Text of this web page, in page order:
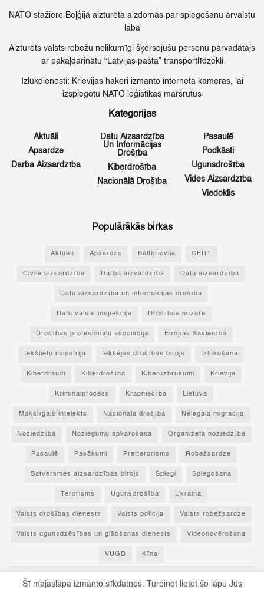
NATO stažiere Beļģijā aizturēta aizdomās par spiegošanu ārvalstu
labā
Aizturēts valsts robežu nelikumīgi šķērsojušu personu pārvadātājs
ar pakaļdarinātu “Latvijas pasta” transportlīdzekli
Izlūkdienesti: Krievijas hakeri izmanto interneta kameras, lai
izspiegotu NATO loģistikas maršrutus
Kategorijas
Aktuāli
Apsardze
Darba Aizsardzība
Datu Aizsardzība
Un Informācijas
Drošība
Kiberdrošība
Nacionālā Drošība
Pasaulē
Podkāsti
Ugunsdrošība
Vides Aizsardzība
Viedoklis
Populārākās birkas
Aktuāli Apsardze Baltkrievija CERT
Civilā aizsardzība Darba aizsardzība Datu aizsardzība
Datu aizsardzība un informācijas drošība
Datu valsts inspekcija Drošības nozare
Drošības profesionāļu asociācija Eiropas Savienība
Iekšlietu ministrija Iekšējās drošības birojs Izlūkošana
Kiberdraudi Kiberdrošība Kiberuzbrukumi Krievija
Kriminālprocess Krāpniecība Lietuva
Mākslīgais intelekts Nacionālā drošība Nelegālā migrācija
Noziedzība Noziegumu apkarošana Organizētā noziedzība
Pasaulē Pasākumi Pretterorisms Robežsardze
Satversmes aizsardzības birojs Spiegi Spiegošana
Terorisms Ugunsdrošība Ukraina
Valsts drošības dienests Valsts policija Valsts robežsardze
Valsts ugunsdzēsības un glābšanas dienests Videonovērošana
VUGD Ķīna
Šī mājaslapa izmanto sīkdatnes. Turpinot lietot šo lapu Jūs